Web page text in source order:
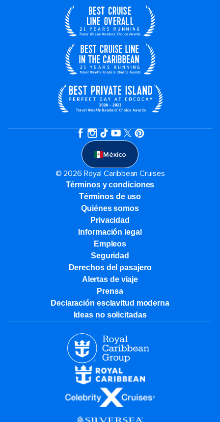
México
© 2026 Royal Caribbean Cruises
Términos y condiciones
Términos de uso
Quiénes somos
Privacidad
Información legal
Empleos
Seguridad
Derechos del pasajero
Alertas de viaje
Prensa
Declaración esclavitud moderna
Ideas no solicitadas